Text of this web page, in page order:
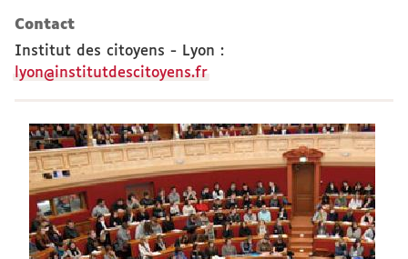
Contact
Institut des citoyens - Lyon :
lyon@institutdescitoyens.fr